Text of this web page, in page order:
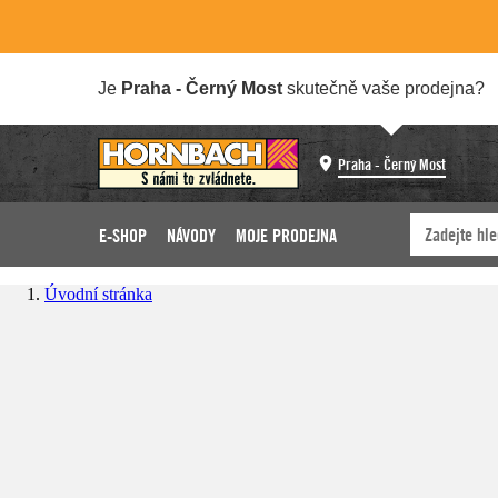
Je Praha - Černý Most skutečně vaše prodejna?
Praha - Černý Most
E-SHOP NÁVODY MOJE PRODEJNA
Úvodní stránka